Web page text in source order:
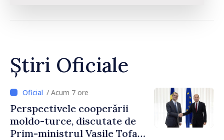
Știri Oficiale
/ Acum 7 ore
Perspectivele cooperării
moldo-turce, discutate de
Prim-ministrul Vasile Tofan